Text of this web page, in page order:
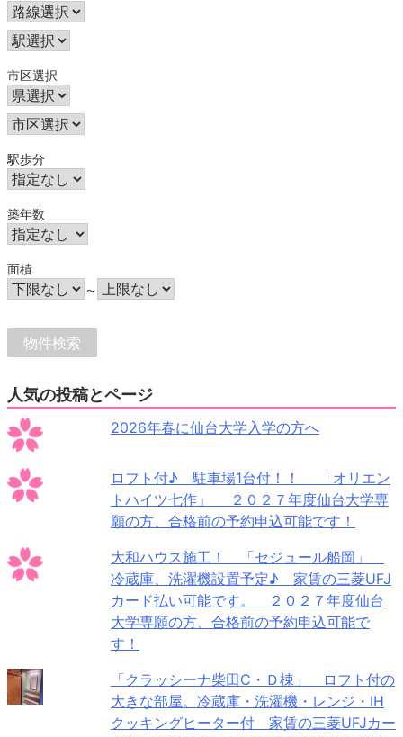
市区選択
駅歩分
築年数
面積
～
人気の投稿とページ
2026年春に仙台大学入学の方へ
ロフト付♪ 駐車場1台付！！ 「オリエン
トハイツ七作」 ２０２７年度仙台大学専
願の方、合格前の予約申込可能です！
大和ハウス施工！ 「セジュール船岡」
冷蔵庫、洗濯機設置予定♪ 家賃の三菱UFJ
カード払い可能です。 ２０２７年度仙台
大学専願の方、合格前の予約申込可能で
す！
「クラッシーナ柴田C・Ｄ棟」 ロフト付の
大きな部屋。冷蔵庫・洗濯機・レンジ・IH
クッキングヒーター付 家賃の三菱UFJカー